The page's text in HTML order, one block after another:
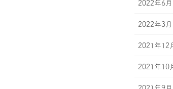
2022年6月
2022年3月
2021年12
2021年10